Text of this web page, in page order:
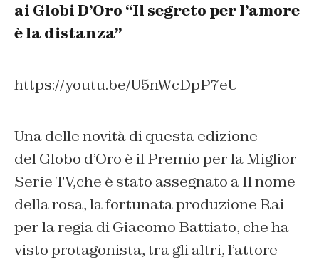
ai Globi D’Oro “Il segreto per l’amore
è la distanza”
https://youtu.be/U5nWcDpP7eU
Una delle novità di questa edizione
del Globo d’Oro è il Premio per la Miglior
Serie TV,che è stato assegnato a Il nome
della rosa, la fortunata produzione Rai
per la regia di Giacomo Battiato, che ha
visto protagonista, tra gli altri, l’attore